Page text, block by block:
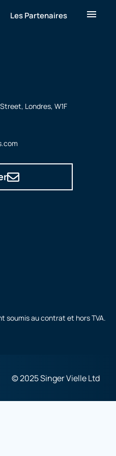
Les Partenaires
Londres, W1F
soumis au contrat et hors TVA.
© 2025 Singer Vielle Ltd